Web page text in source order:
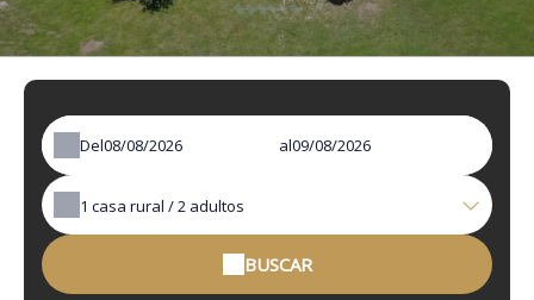
Del al
1 casa rural /2 adultos
BUSCAR